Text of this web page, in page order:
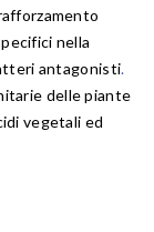
nella
antagonisti.
delle piante
vegetali ed